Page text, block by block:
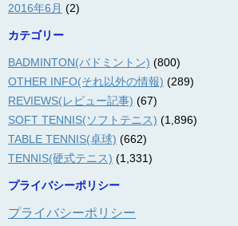
2016年6月 (2)
カテゴリー
BADMINTON(バドミントン) (800)
OTHER INFO(それ以外の情報) (289)
REVIEWS(レビュー記事) (67)
SOFT TENNIS(ソフトテニス) (1,896)
TABLE TENNIS(卓球) (662)
TENNIS(硬式テニス) (1,331)
プライバシーポリシー
プライバシーポリシー